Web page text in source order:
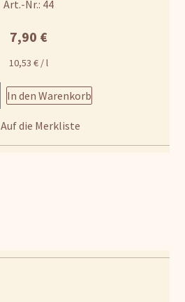
Art.-Nr.: 44
7,90 €
10,53 € /l
In den Warenkorb
Auf die Merkliste